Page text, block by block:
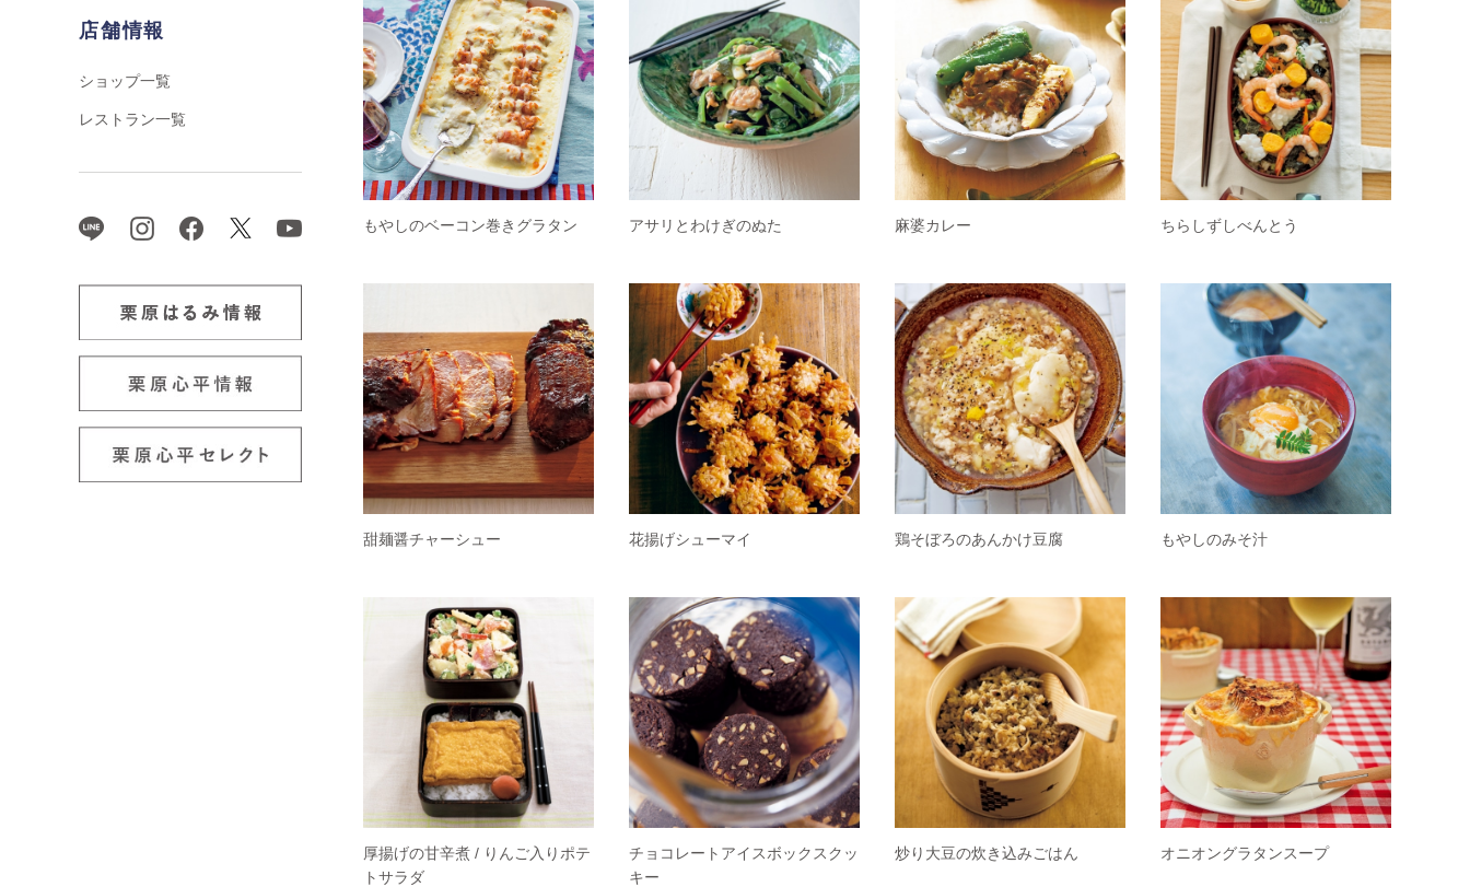
店舗情報
ショップ一覧
レストラン一覧
もやしのベーコン巻きグラタン アサリとわけぎのぬた 麻婆カレー ちらしずしべんとう
甜麺醤チャーシュー 花揚げシューマイ 鶏そぼろのあんかけ豆腐 もやしのみそ汁
厚揚げの甘辛煮 / りんご入りポテ
トサラダ
チョコレートアイスボックスクッ
キー
炒り大豆の炊き込みごはん オニオングラタンスープ